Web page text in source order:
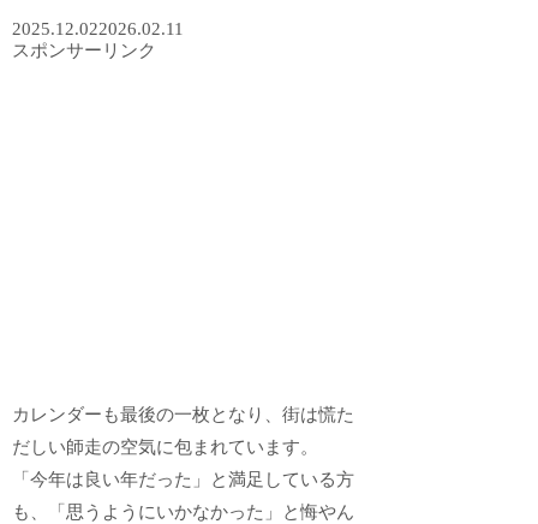
2025.12.022026.02.11
スポンサーリンク
カレンダーも最後の一枚となり、街は慌た
だしい師走の空気に包まれています。
「今年は良い年だった」と満足している方
も、「思うようにいかなかった」と悔やん